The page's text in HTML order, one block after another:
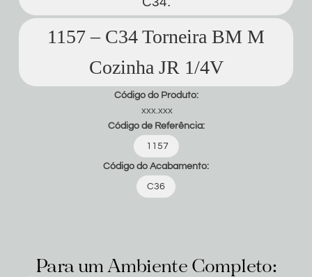
1157 – C34 Torneira BM M
Cozinha JR 1/4V
Código do Produto:
xxx.xxx
Código de Referência:
1157
Código do Acabamento:
C36
Para um Ambiente Completo: